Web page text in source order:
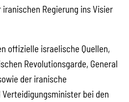
Regierung ins Visier
offizielle israelische Quellen,
Revolutionsgarde, General
der iranische
bei den